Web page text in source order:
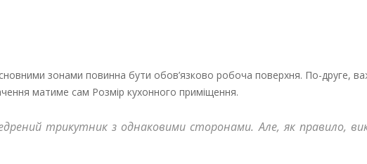
зонами повинна бути обов’язково робоча поверхня. По-друге,
матиме сам Розмір кухонного приміщення.
трикутник з однаковими сторонами. Але, як правило,